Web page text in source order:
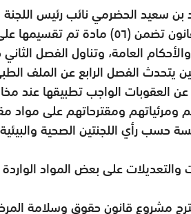
سعيد الحضرمي نائب رئيس اللجنة
ومقررها بالجلسة، مبينًا أن مقترح بمشروع القانون
العامة، وتناول الفصل
يتحدث الفصل الرابع عن الملف
الواجب تطبيقها عند
ومقترحاتهم على مواد
حسب رأي اللجنتين الصحية
على بعض المواد
مشروع قانون حقوق وسلامة